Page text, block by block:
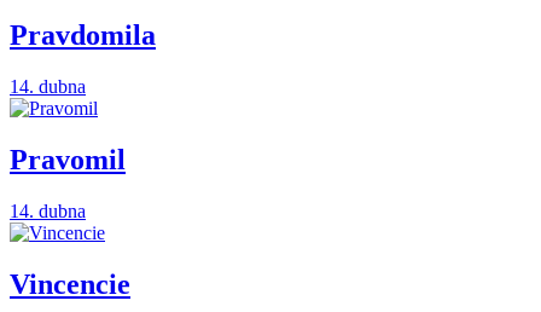
Pravdomila
14. dubna
Pravomil
14. dubna
Vincencie